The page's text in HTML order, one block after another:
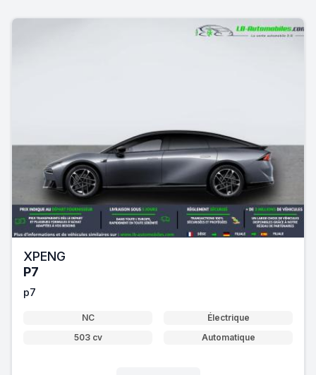
XPENG
P7
p7
NC
Électrique
503 cv
Automatique